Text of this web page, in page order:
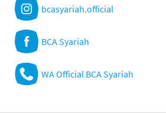
bcasyariah.official
BCA Syariah
WA Official BCA Syariah